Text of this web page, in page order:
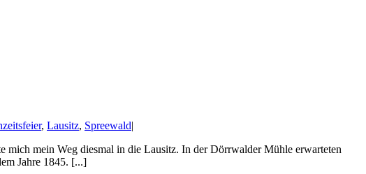
, Lausitz, Spreewald|
mein Weg diesmal in die Lausitz. In der Dörrwalder Mühle erwarteten
Jahre 1845. [...]